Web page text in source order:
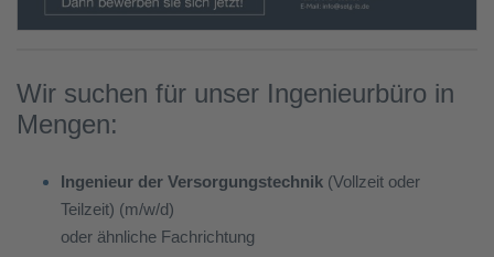
Wir suchen für unser Ingenieurbüro in
Mengen:
Ingenieur der Versorgungstechnik (Vollzeit oder
Teilzeit) (m/w/d)
oder ähnliche Fachrichtung